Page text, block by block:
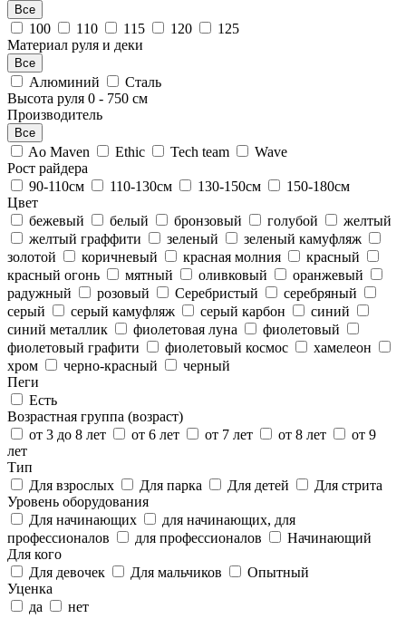
Все
100 110 115 120
125
Материал руля и деки
Все
Алюминий
Сталь
Высота руля 0 - 750 см
Производитель
Все
Ao Maven Ethic Tech team
Wave
Рост райдера
90-110см
110-130см 130-150см
150-180см
Цвет
бежевый
белый бронзовый голубой
желтый
желтый граффити
зеленый
зеленый камуфляж
золотой
коричневый красная молния
красный
красный огонь
мятный оливковый
оранжевый
радужный
розовый Серебристый
серебряный
серый
серый камуфляж серый карбон
синий
синий металлик
фиолетовая луна
фиолетовый
фиолетовый графити
фиолетовый космос
хамелеон
хром
черно-красный
черный
Пеги
Есть
Возрастная группа (возраст)
от 3 до 8 лет
от 6 лет от 7 лет от 8 лет
от 9
лет
Тип
Для взрослых
Для парка Для детей
Для стрита
Уровень оборудования
Для начинающих
для начинающих, для
профессионалов
для профессионалов
Начинающий
Для кого
Для девочек
Для мальчиков
Опытный
Уценка
да
нет